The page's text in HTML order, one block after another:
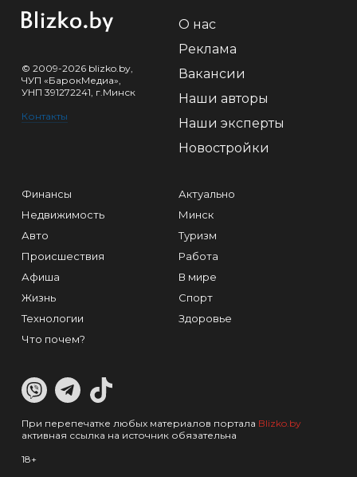
© 2009-2026 blizko.by,
ЧУП «БарокМедиа»,
УНП 391272241, г.Минск
Контакты
О нас
Реклама
Вакансии
Наши авторы
Наши эксперты
Новостройки
Финансы
Недвижимость
Авто
Происшествия
Афиша
Жизнь
Технологии
Что почем?
Актуально
Минск
Туризм
Работа
В мире
Спорт
Здоровье
При перепечатке любых материалов портала Blizko.by
активная ссылка на источник обязательна
18+